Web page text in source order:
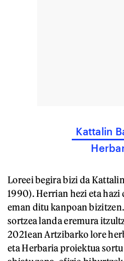
Kattalin
Loreei begira bizi da
1990). Herrian hezi eta hazi
eman ditu kanpoan
sortzea landa eremura
2021ean Artzibarko lore
eta Herbaria proiektua